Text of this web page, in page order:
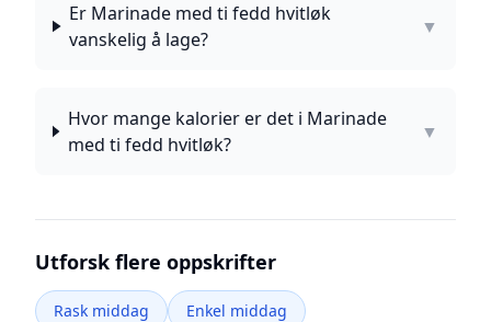
Er Marinade med ti fedd hvitløk
vanskelig å lage?
▼
Hvor mange kalorier er det i Marinade
med ti fedd hvitløk?
▼
Utforsk flere oppskrifter
Rask middag
Enkel middag